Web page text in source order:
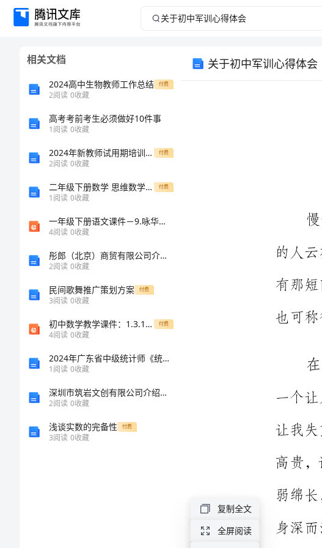
关
相关文档
2024高中生物教师工作总结 付费
2阅读 0收藏
高考考前考生必须做好10件事
1阅读 0收藏
2024年新教师试用期培训个人总结 付费
2阅读 0收藏
二年级下册数学 思维数学第六讲 等量代换（无答案）浙教版 付费
1阅读 0收藏
一年级下册语文课件－9.咏华山课后作业（A组）｜苏教版 (共8张PPT)
4阅读 0收藏
彤郎（北京）商贸有限公司介绍企业发展分析报告_64131
2阅读 0收藏
民间歌舞推广策划方案 付费
3阅读 0收藏
初中数学教学课件：1.3.1 有理数的加法 第2课时（人教版七年级上） 付费
4阅读 0收藏
2024年广东省中级统计师《统计基础知识理论及相关知识》考前冲刺试题及答案
1阅读 0收藏
深圳市筑岩文创有限公司介绍企业发展分析报告
2阅读 0收藏
浅谈实数的完备性 付费
3阅读 0收藏
关于初中军训心得体会
复制全文
全屏阅读